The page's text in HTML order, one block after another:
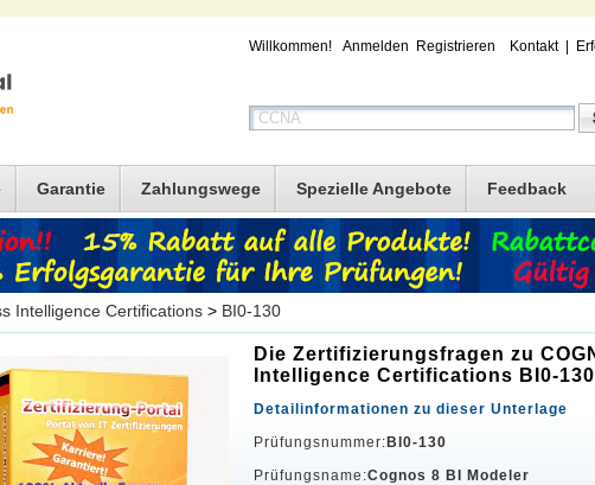
Willkommen! Anmelden Registrieren Kontakt|
Garantie Zahlungswege Spezielle Angebote Feedback
Intelligence Certifications > BI0-130
Die Zertifizierungsfragen zu
Intelligence Certifications BI0-130
Detailinformationen zu dieser Unterlage
Prüfungsnummer: BI0-130
Prüfungsname:Cognos 8 BI Modeler